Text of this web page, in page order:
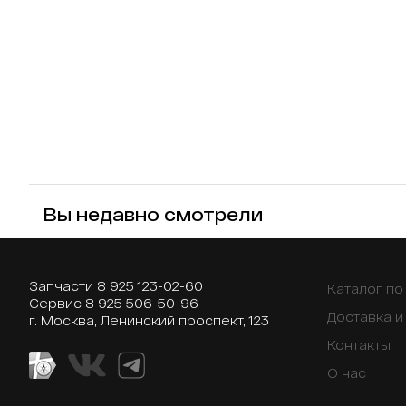
Вы недавно смотрели
Запчасти 8 925 123-02-60
Сервис 8 925 506-50-96
г. Москва, Ленинский проспект, 123
Каталог
Доставка
Контакты
О нас